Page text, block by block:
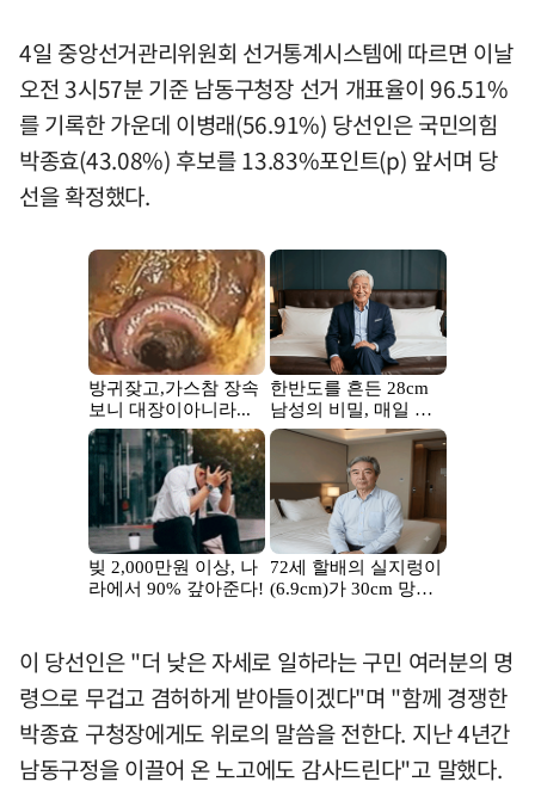
4일 중앙선거관리위원회 선거통계시스템에 따르면 이날
오전 3시57분 기준 남동구청장 선거 개표율이 96.51%
를 기록한 가운데 이병래(56.91%) 당선인은 국민의힘
박종효(43.08%) 후보를 13.83%포인트(p) 앞서며 당
선을 확정했다.
이 당선인은 "더 낮은 자세로 일하라는 구민 여러분의 명
령으로 무겁고 겸허하게 받아들이겠다"며 "함께 경쟁한
박종효 구청장에게도 위로의 말씀을 전한다. 지난 4년간
남동구정을 이끌어 온 노고에도 감사드린다"고 말했다.